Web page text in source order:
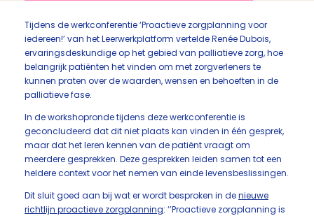
Tijdens de werkconferentie ‘Proactieve zorgplanning voor
iedereen!’ van het Leerwerkplatform vertelde Renée Dubois,
ervaringsdeskundige op het gebied van palliatieve zorg, hoe
belangrijk patiënten het vinden om met zorgverleners te
kunnen praten over de waarden, wensen en behoeften in de
palliatieve fase.
In de workshopronde tijdens deze werkconferentie is
geconcludeerd dat dit niet plaats kan vinden in één gesprek,
maar dat het leren kennen van de patiënt vraagt om
meerdere gesprekken. Deze gesprekken leiden samen tot een
heldere context voor het nemen van einde levensbeslissingen.
Dit sluit goed aan bij wat er wordt besproken in denieuwe
richtlijn proactieve zorgplanning: ‘’Proactieve zorgplanning is